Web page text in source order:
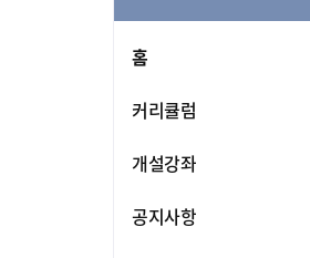
홈
커리큘럼
개설강좌
공지사항